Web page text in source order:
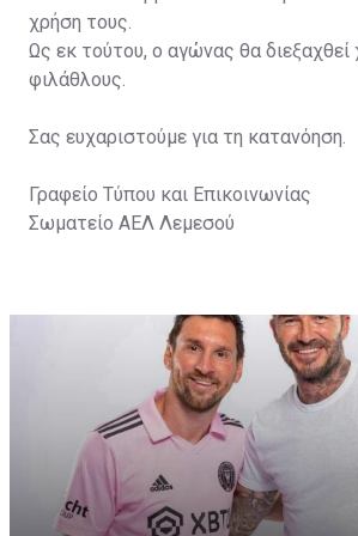
χρήση τους.
Ως εκ τούτου, ο αγώνας θα διεξαχθεί
φιλάθλους.
Σας ευχαριστούμε για τη κατανόηση.
Γραφείο Τύπου και Επικοινωνίας
Σωματείο ΑΕΛ Λεμεσού